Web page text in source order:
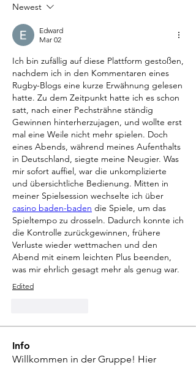
Newest
Edward
Mar 02
Ich bin zufällig auf diese Plattform gestoßen,
nachdem ich in den Kommentaren eines
Rugby-Blogs eine kurze Erwähnung gelesen
hatte. Zu dem Zeitpunkt hatte ich es schon
satt, nach einer Pechsträhne ständig
Gewinnen hinterherzujagen, und wollte erst
mal eine Weile nicht mehr spielen. Doch
eines Abends, während meines Aufenthalts
in Deutschland, siegte meine Neugier. Was
mir sofort auffiel, war die unkomplizierte
und übersichtliche Bedienung. Mitten in
casino baden-baden die Spiele, um das
Spieltempo zu drosseln. Dadurch konnte ich
die Kontrolle zurückgewinnen, frühere
Verluste wieder wettmachen und den
Abend mit einem leichten Plus beenden,
was mir ehrlich gesagt mehr als genug war.
Edited
Info
Willkommen in der Gruppe! Hier